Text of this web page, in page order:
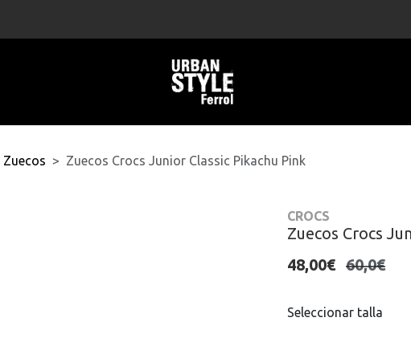
Zuecos Zuecos Crocs Junior Classic Pikachu Pink
CROCS
Zuecos Crocs
48,00€ 60,0€
Seleccionar talla